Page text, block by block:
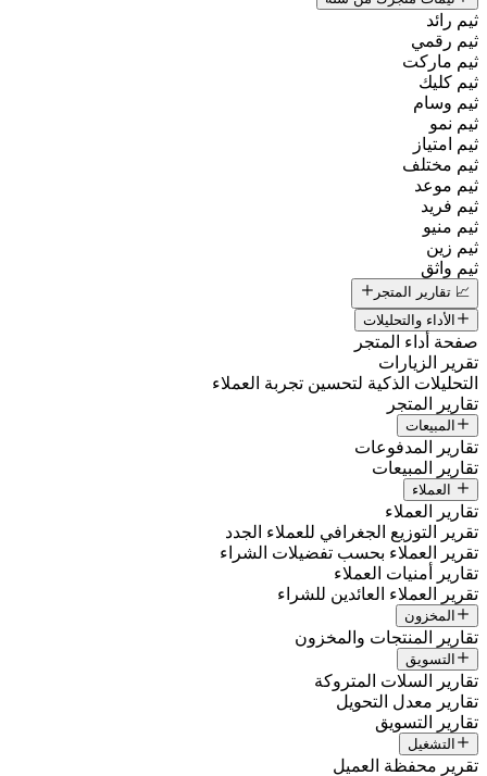
ثيم رائد
ثيم رقمي
ثيم ماركت
ثيم كليك
ثيم وسام
ثيم نمو
ثيم امتياز
ثيم مختلف
ثيم موعد
ثيم فريد
ثيم منيو
ثيم زين
ثيم واثق
📈 تقارير المتجر
الأداء والتحليلات
صفحة أداء المتجر
تقرير الزيارات
التحليلات الذكية لتحسين تجربة العملاء
تقارير المتجر
المبيعات
تقارير المدفوعات
تقارير المبيعات
العملاء
تقارير العملاء
تقرير التوزيع الجغرافي للعملاء الجدد
تقرير العملاء بحسب تفضيلات الشراء
تقارير أمنيات العملاء
تقرير العملاء العائدين للشراء
المخزون
تقارير المنتجات والمخزون
التسويق
تقارير السلات المتروكة
تقارير معدل التحويل
تقارير التسويق
التشغيل
تقرير محفظة العميل